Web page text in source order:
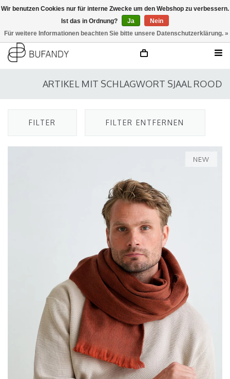
ARTIKEL MIT SCHLAGWORT SJAAL ROOD
FILTER FILTER ENTFERNEN
NEW
Wir benutzen Cookies nur für interne Zwecke um den Webshop zu verbessern.
Ist das in Ordnung?
Ja
Nein
Für weitere Informationen beachten Sie bitte unsere Datenschutzerklärung. »